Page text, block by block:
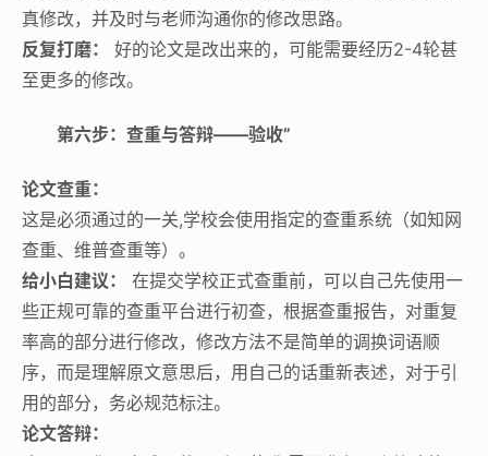
真修改，并及时与老师沟通你的修改思路。
反复打磨：
好的论文是改出来的，可能需要经历2-4轮甚
至更多的修改。
第六步：查重与答辩——验收”
论文查重：
这是必须通过的一关,学校会使用指定的查重系统（如知网
查重、维普查重等）。
给小白建议：
在提交学校正式查重前，可以自己先使用一
些正规可靠的查重平台进行初查，根据查重报告，对重复
率高的部分进行修改，修改方法不是简单的调换词语顺
序，而是理解原文意思后，用自己的话重新表述，对于引
用的部分，务必规范标注。
论文答辩：